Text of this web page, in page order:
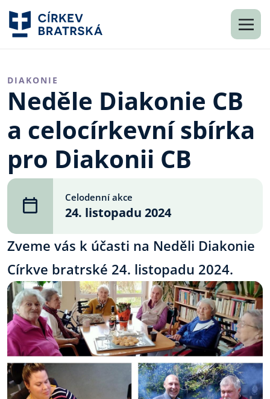
DIAKONIE
Neděle Diakonie CB
a celocírkevní sbírka
pro Diakonii CB
Celodenní akce
24. listopadu 2024
Zveme vás k účasti na Neděli Diakonie
Církve bratrské 24. listopadu 2024.